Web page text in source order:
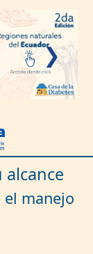
❯
el manejo